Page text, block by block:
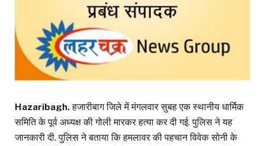
Hazaribagh.हजारीबाग जिले में मंगलवार सुबह एक स्थानीय धार्मिक
समिति के पूर्व अध्यक्ष की गोली मारकर हत्या कर दी गई. पुलिस ने यह
जानकारी दी. पुलिस ने बताया कि हमलावर की पहचान विवेक सोनी के